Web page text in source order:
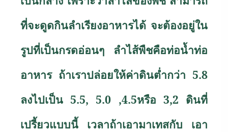
ที่จะดูดกินลำเรียงอาหารได้ จะต้องอยู่ใน
รูปที่เป็นกรดอ่อนๆ ลำไส้พืชคือท่อน้ำท่อ
อาหาร ถ้าเราปล่อยให้ค่าดินต่ำกว่า 5.8
ลงไปเป็น 5.5, 5.0 ,4.5หรือ 3,2 ดินที่
เปรี้ยวแบบนี้ เวลาถ้าเอามาเทสกับ เอา